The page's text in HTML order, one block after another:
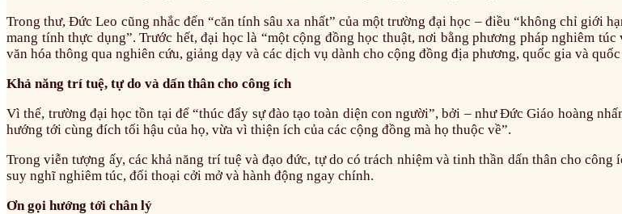
Trong thư, Đức Leo cũng nhắc đến “căn tính sâu xa nhất” của một trường đại học – điều “không chỉ giới
mang tính thực dụng”. Trước hết, đại học là “một cộng đồng học thuật, nơi bằng phương pháp nghiêm
văn hóa thông qua nghiên cứu, giảng dạy và các dịch vụ dành cho cộng đồng địa phương, quốc gia và quốc
Khả năng trí tuệ, tự do và dấn thân cho công ích
Vì thế, trường đại học tồn tại để “thúc đẩy sự đào tạo toàn diện con người”, bởi – như Đức Giáo hoàng
hướng tới cùng đích tối hậu của họ, vừa vì thiện ích của các cộng đồng mà họ thuộc về”.
Trong viễn tượng ấy, các khả năng trí tuệ và đạo đức, tự do có trách nhiệm và tinh thần dấn thân cho
suy nghĩ nghiêm túc, đối thoại cởi mở và hành động ngay chính.
Ơn gọi hướng tới chân lý